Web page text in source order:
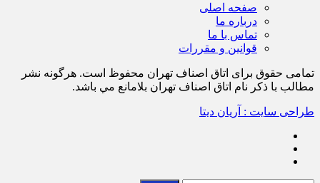
صفحه اصلی
درباره ما
تماس با ما
قوانین و مقررات
تمامی حقوق برای اتاق اصناف تهران محفوظ است. هرگونه نشر
مطالب با ذكر نام اتاق اصناف تهران بلامانع مي باشد.
طراحی سایت : آریان دیتا